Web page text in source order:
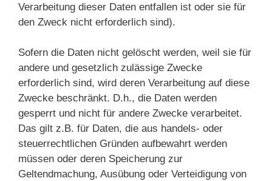
Verarbeitung dieser Daten entfallen ist oder sie für
den Zweck nicht erforderlich sind).
Sofern die Daten nicht gelöscht werden, weil sie für
andere und gesetzlich zulässige Zwecke
erforderlich sind, wird deren Verarbeitung auf diese
Zwecke beschränkt. D.h., die Daten werden
gesperrt und nicht für andere Zwecke verarbeitet.
Das gilt z.B. für Daten, die aus handels- oder
steuerrechtlichen Gründen aufbewahrt werden
müssen oder deren Speicherung zur
Geltendmachung, Ausübung oder Verteidigung von